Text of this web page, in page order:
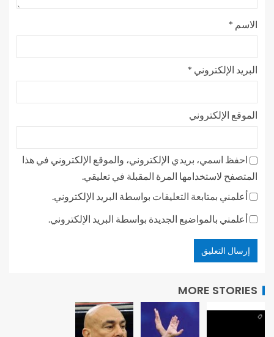
الاسم *
البريد الإلكتروني *
الموقع الإلكتروني
احفظ اسمي، بريدي الإلكتروني، والموقع الإلكتروني في هذا
المتصفح لاستخدامها المرة المقبلة في تعليقي.
أعلمني بمتابعة التعليقات بواسطة البريد الإلكتروني.
أعلمني بالمواضيع الجديدة بواسطة البريد الإلكتروني.
MORE STORIES